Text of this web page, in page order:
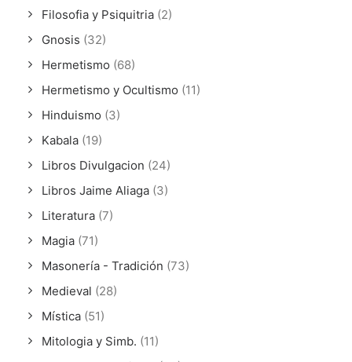
Filosofia y Psiquitria (2)
Gnosis (32)
Hermetismo (68)
Hermetismo y Ocultismo (11)
Hinduismo (3)
Kabala (19)
Libros Divulgacion (24)
Libros Jaime Aliaga (3)
Literatura (7)
Magia (71)
Masonería - Tradición (73)
Medieval (28)
Mística (51)
Mitologia y Simb. (11)